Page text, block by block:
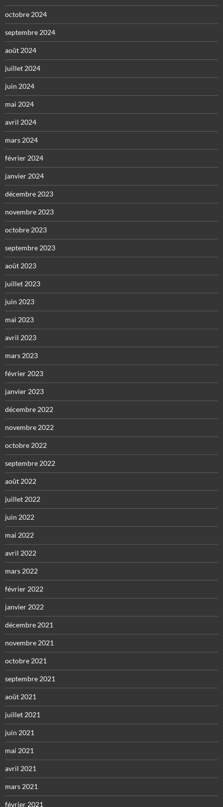
octobre 2024
septembre 2024
août 2024
juillet 2024
juin 2024
mai 2024
avril 2024
mars 2024
février 2024
janvier 2024
décembre 2023
novembre 2023
octobre 2023
septembre 2023
août 2023
juillet 2023
juin 2023
mai 2023
avril 2023
mars 2023
février 2023
janvier 2023
décembre 2022
novembre 2022
octobre 2022
septembre 2022
août 2022
juillet 2022
juin 2022
mai 2022
avril 2022
mars 2022
février 2022
janvier 2022
décembre 2021
novembre 2021
octobre 2021
septembre 2021
août 2021
juillet 2021
juin 2021
mai 2021
avril 2021
mars 2021
février 2021